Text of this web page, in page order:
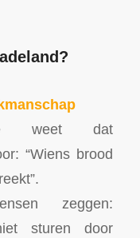
weet dat
“Wiens brood
zeggen:
sturen door